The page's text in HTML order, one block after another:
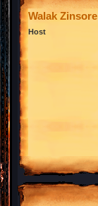
Walak Zinsore
Host